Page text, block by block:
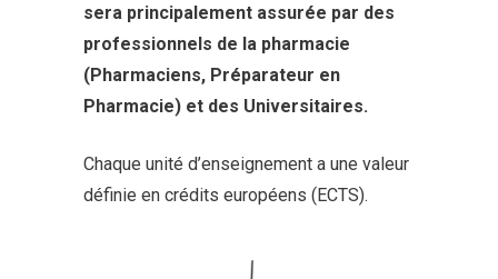
sera principalement assurée par des
professionnels de la pharmacie
(Pharmaciens, Préparateur en
Pharmacie) et des Universitaires.
Chaque unité d’enseignement a une valeur
définie en crédits européens (ECTS).